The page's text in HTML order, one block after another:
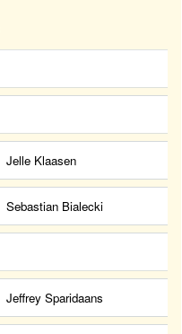
Jelle Klaasen
Sebastian Bialecki
Jeffrey Sparidaans